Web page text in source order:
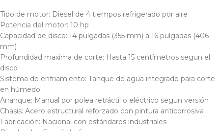
Tipo de motor: Diesel de 4 tiempos refrigerado por aire
Potencia del motor: 10 hp
Capacidad de disco: 14 pulgadas (355 mm) a 16 pulgadas (406
mm)
Profundidad maxima de corte: Hasta 15 centímetros segun el
disco
Sistema de enfriamiento: Tanque de agua integrado para corte
en húmedo
Arranque: Manual por polea retráctil o eléctrico segun versión
Chasis: Acero estructural reforzado con pintura anticorrosiva
Fabricación: Nacional con estándares industriales